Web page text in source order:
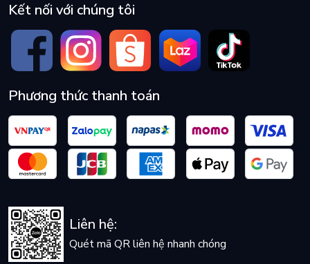
Kết nối với chúng tôi
Phương thức thanh toán
Liên hệ:
Quét mã QR liên hệ nhanh chóng